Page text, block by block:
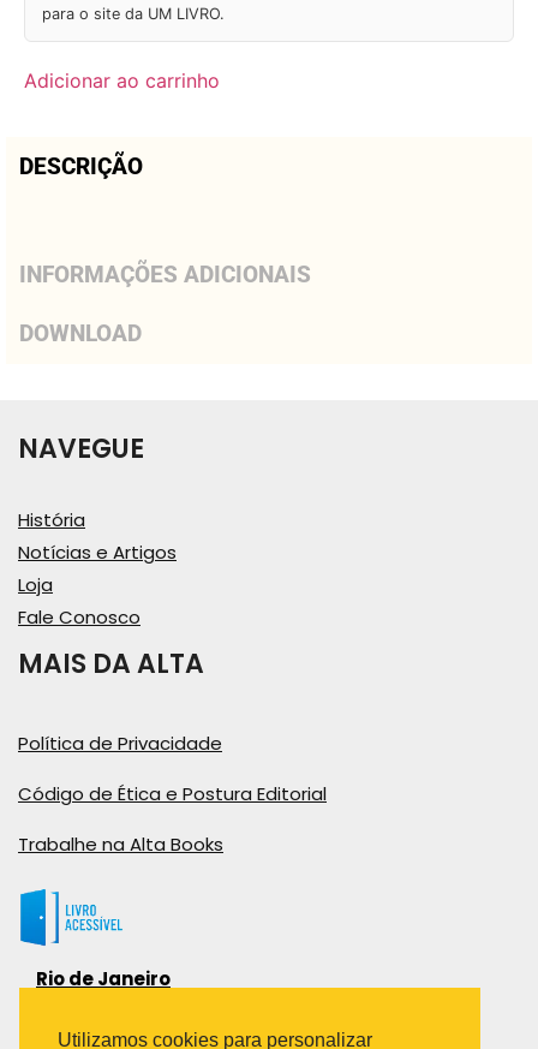
para o site da UM LIVRO.
Adicionar ao carrinho
DESCRIÇÃO
INFORMAÇÕES ADICIONAIS
DOWNLOAD
NAVEGUE
História
Notícias e Artigos
Loja
Fale Conosco
MAIS DA ALTA
Política de Privacidade
Código de Ética e Postura Editorial
Trabalhe na Alta Books
Rio de Janeiro
Bairro Industrial do Jacaré
Utilizamos cookies para personalizar